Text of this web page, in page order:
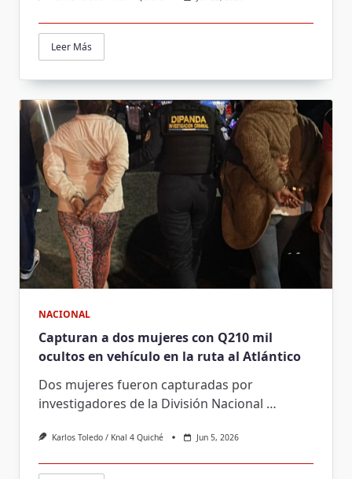
Leer Más
NACIONAL
Capturan a dos mujeres con Q210 mil
ocultos en vehículo en la ruta al Atlántico
Dos mujeres fueron capturadas por
investigadores de la División Nacional …
Karlos Toledo / Knal 4 Quiché Jun 5, 2026